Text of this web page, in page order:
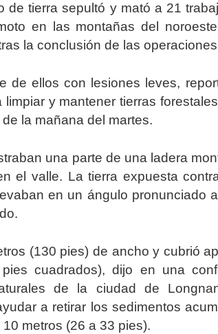
de tierra sepultó y mató a 21
en las montañas del
la conclusión de las
de ellos con lesiones leves,
y mantener tierras
la mañana del martes.
una parte de una ladera
el valle. La tierra expuesta
en un ángulo pronunciado
(130 pies) de ancho y cubrió
cuadrados), dijo en una
de la ciudad de
a retirar los sedimentos
metros (26 a 33 pies).